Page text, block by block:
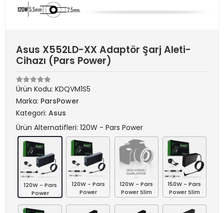
Asus X552LD-XX Adaptör Şarj Aleti-
Cihazı (Pars Power)
Ürün Kodu: KDQVM1S5
Marka: ParsPower
Kategori: Asus
Ürün Alternatifleri: 120W - Pars Power
120W - Pars
Power
120W - Pars
Power
120W - Pars
Power Slim
150W - Pars
Power Slim